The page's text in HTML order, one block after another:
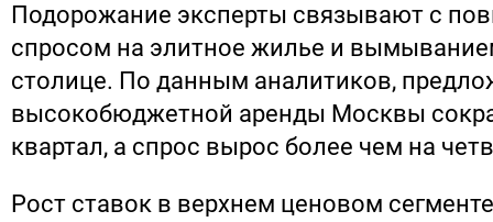
Подорожание эксперты связывают с
спросом на элитное жилье и
столице. По данным аналитиков,
высокобюджетной аренды Москвы
квартал, а спрос вырос более чем на
Рост ставок в верхнем ценовом